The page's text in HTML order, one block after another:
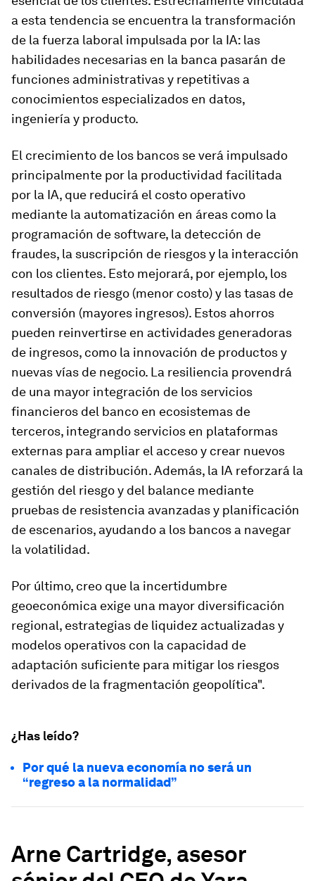
a esta tendencia se encuentra la transformación
de la fuerza laboral impulsada por la IA: las
habilidades necesarias en la banca pasarán de
funciones administrativas y repetitivas a
conocimientos especializados en datos,
ingeniería y producto.
El crecimiento de los bancos se verá impulsado
principalmente por la productividad facilitada
por la IA, que reducirá el costo operativo
mediante la automatización en áreas como la
programación de software, la detección de
fraudes, la suscripción de riesgos y la interacción
con los clientes. Esto mejorará, por ejemplo, los
resultados de riesgo (menor costo) y las tasas de
conversión (mayores ingresos). Estos ahorros
pueden reinvertirse en actividades generadoras
de ingresos, como la innovación de productos y
nuevas vías de negocio. La resiliencia provendrá
de una mayor integración de los servicios
financieros del banco en ecosistemas de
terceros, integrando servicios en plataformas
externas para ampliar el acceso y crear nuevos
canales de distribución. Además, la IA reforzará la
gestión del riesgo y del balance mediante
pruebas de resistencia avanzadas y planificación
de escenarios, ayudando a los bancos a navegar
la volatilidad.
Por último, creo que la incertidumbre
geoeconómica exige una mayor diversificación
regional, estrategias de liquidez actualizadas y
modelos operativos con la capacidad de
adaptación suficiente para mitigar los riesgos
derivados de la fragmentación geopolítica".
¿Has leído?
Por qué la nueva economía no será un
“regreso a la normalidad”
Arne Cartridge, asesor